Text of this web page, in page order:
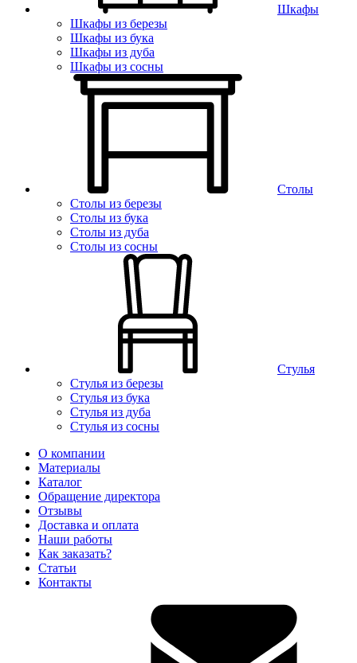
Шкафы
Шкафы из березы
Шкафы из бука
Шкафы из дуба
Шкафы из сосны
Столы
Столы из березы
Столы из бука
Столы из дуба
Столы из сосны
Стулья
Стулья из березы
Стулья из бука
Стулья из дуба
Стулья из сосны
О компании
Материалы
Каталог
Обращение директора
Отзывы
Доставка и оплата
Наши работы
Как заказать?
Статьи
Контакты